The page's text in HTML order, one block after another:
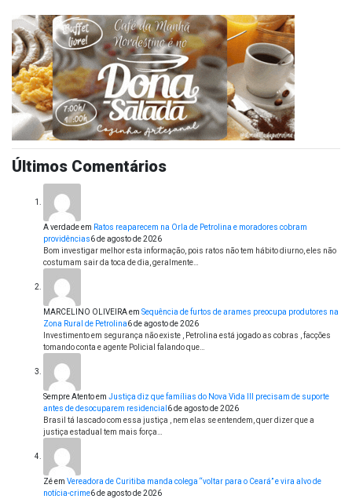
Últimos Comentários
A verdadeem Ratos reaparecem na Orla de Petrolina e moradores cobram
providências6 de agosto de 2026
Bom investigar melhor esta informação, pois ratos não tem hábito diurno, eles não
costumam sair da toca de dia, geralmente…
MARCELINO OLIVEIRAem Sequência de furtos de arames preocupa produtores na
Zona Rural de Petrolina6 de agosto de 2026
Investimento em segurança não existe , Petrolina está jogado as cobras , facções
tomando conta e agente Policial falando que…
Sempre Atentoem Justiça diz que famílias do Nova Vida III precisam de suporte
antes de desocuparem residencial 6 de agosto de 2026
Brasil tá lascado com essa justiça , nem elas se entendem, quer dizer que a
justiça estadual tem mais força…
Zéem Vereadora de Curitiba manda colega “voltar para o Ceará” e vira alvo de
notícia-crime6 de agosto de 2026